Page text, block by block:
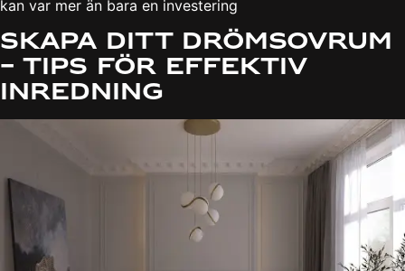
kan var mer än bara en investering
Skapa ditt drömsovrum
– Tips för effektiv
inredning